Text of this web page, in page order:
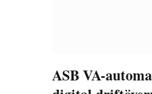
ASB VA-